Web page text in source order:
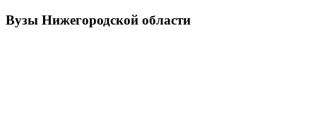
Вузы Нижегородской области